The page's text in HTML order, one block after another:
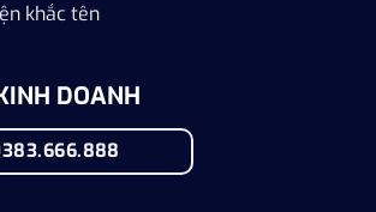
khắc tên
DOANH